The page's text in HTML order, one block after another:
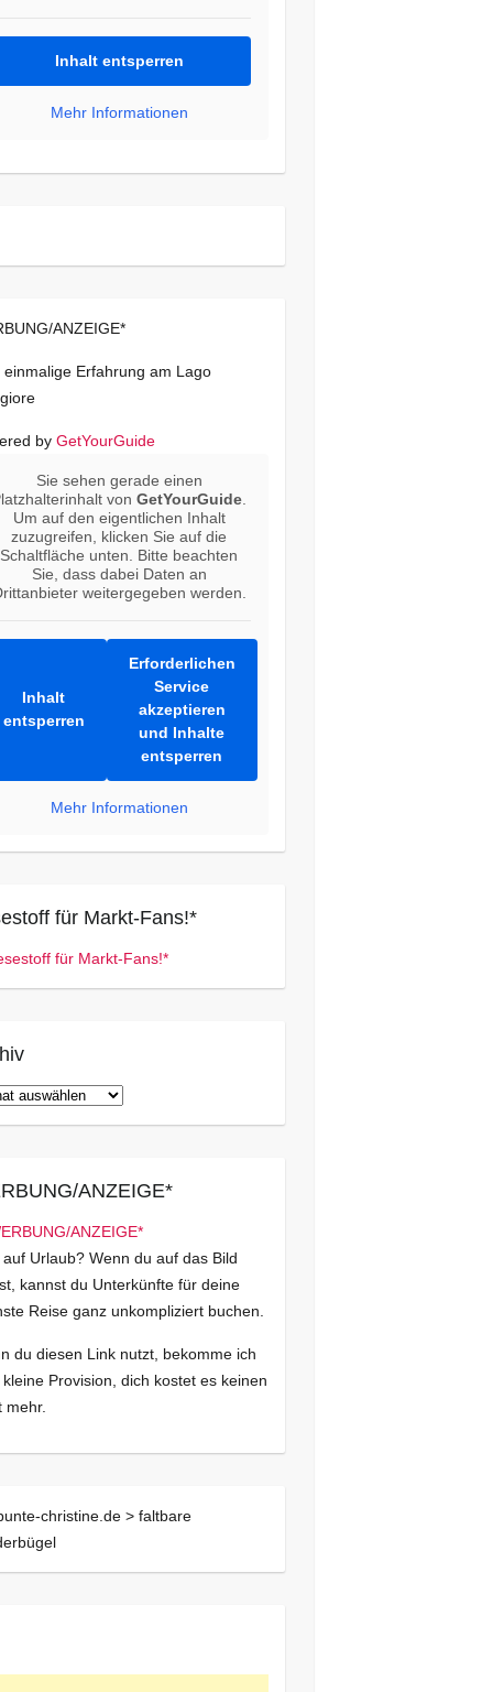
Inhalt entsperren
Mehr Informationen
ANZEIGE*
einmalige Erfahrung am Lago
by GetYourGuide
Sie sehen gerade einen
vonGetYourGuide
Um auf den eigentlichen Inhalt
zuzugreifen, klicken Sie auf die
Schaltfläche unten. Bitte beachten
Sie, dass dabei Daten an
weitergegeben werden.
Inhalt
entsperren
Erforderlichen
Service
akzeptieren
und Inhalte
entsperren
Mehr Informationen
für Markt-Fans!*
ANZEIGE*
auf Urlaub? Wenn du auf das Bild
kannst du Unterkünfte für deine
Reise ganz unkompliziert buchen.
du diesen Link nutzt, bekomme ich
Provision, dich kostet es keinen
mehr.
christine.de > faltbare